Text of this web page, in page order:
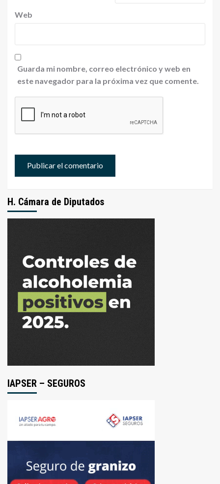
Web
Guarda mi nombre, correo electrónico y web en
este navegador para la próxima vez que comente.
H. Cámara de Diputados
IAPSER – SEGUROS